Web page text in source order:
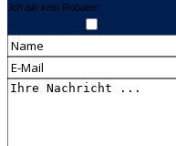
Ich bin kein Roboter: